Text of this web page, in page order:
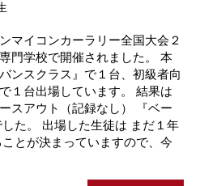
マイコンカーラリー全国大会２
門学校で開催されました。 本
ンスクラス』で１台、初級者向
１台出場しています。 結果は
スアウト（記録なし） 『ベー
た。 出場した生徒は まだ１年
とが決まっていますので、今